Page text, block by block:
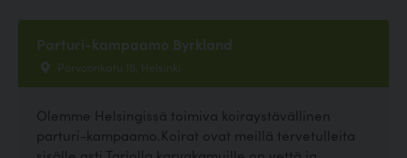
Parturi-kampaamo Byrkland
Porvoonkatu 16, Helsinki
Olemme Helsingissä toimiva koiraystävällinen
parturi-kampaamo.Koirat ovat meillä tervetulleita